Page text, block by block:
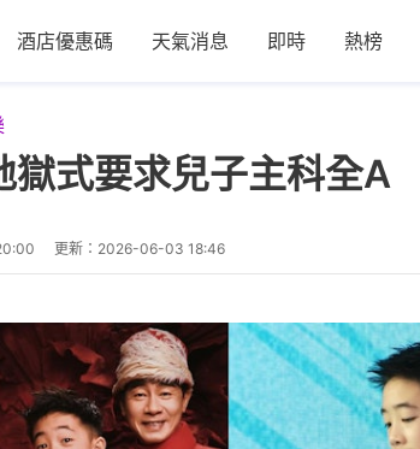
酒店優惠碼 天氣消息 即時 熱榜
獄式要求兒子主科全
更新： 2026-06-03 18:46